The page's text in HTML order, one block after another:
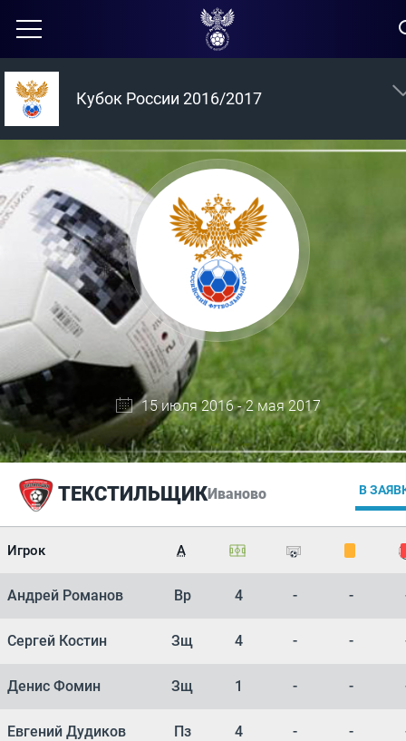
Кубок России 2016/2017
15 июля 2016 - 2 мая 2017
ТЕКСТИЛЬЩИКИваново В
Игрок А
Андрей Романов Вр 4 - -
Сергей Костин Зщ 4 - -
Денис Фомин Зщ 1 - -
Евгений Дудиков Пз 4 - -